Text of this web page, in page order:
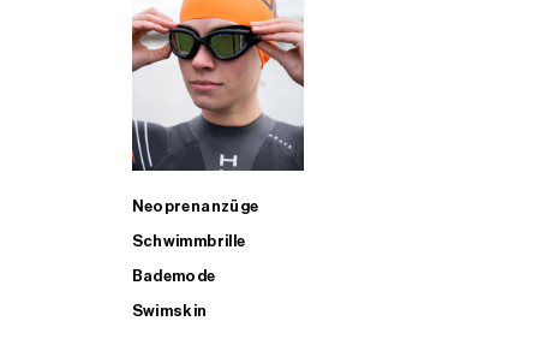
Neoprenanzüge
Schwimmbrille
Bademode
Swimskin